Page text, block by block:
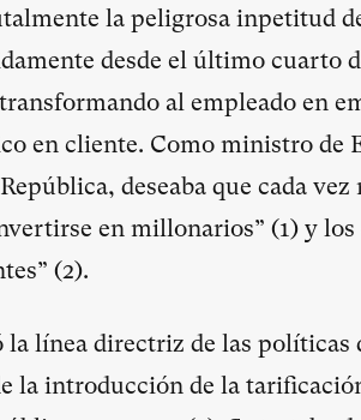
la peligrosa inpetitud
desde el último cuarto
al empleado en
en cliente. Como ministro de
deseaba que cada vez
en millonarios” (1) y los
(2).
línea directriz de las políticas
la introducción de la